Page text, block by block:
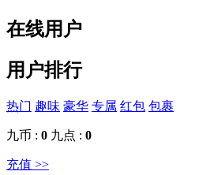
在线用户
用户排行
热门 趣味 豪华 专属 红包 包裹
九币 : 0 九点 : 0
充值 >>